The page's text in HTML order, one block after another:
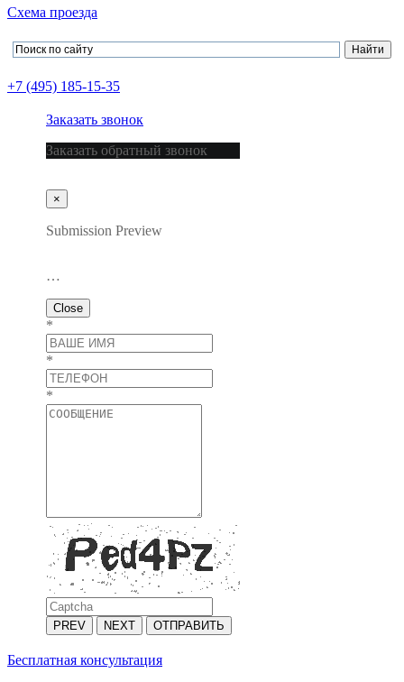
Схема проезда
+7 (495) 185-15-35
Заказать звонок
Заказать обратный звонок
×
Submission Preview
…
Close
*
*
*
PREV NEXT ОТПРАВИТЬ
Бесплатная консультация